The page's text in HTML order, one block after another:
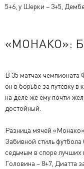
5+6, у Шерки – 3+5,
«МОНАКО»:
В 35 матчах чемпионата
он в борьбе за путёвку
на деле же ему почти
достойный.
Разница мячей
Забивной стиль
седьмым в споре лучших
Головина – 8+7, Диатта